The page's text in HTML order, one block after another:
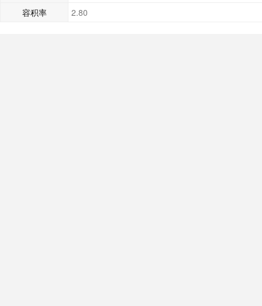
容积率
2.80